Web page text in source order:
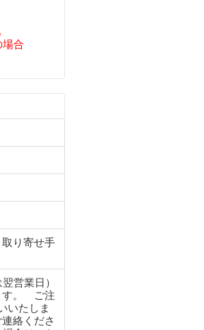
合
り寄せ手
営業日）
す。 ご注
いたしま
絡くださ